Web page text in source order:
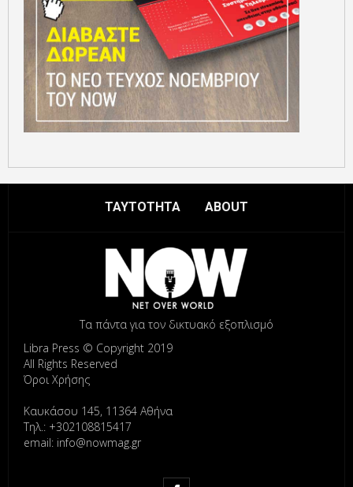
ΤΑΥΤΟΤΗΤΑ ABOUT
Τα πάντα για τον δικτυακό εξοπλισμό
Libra Press © Copyright 2019
All Rights Reserved
Όροι Χρήσης
Καυκάσου 145, 11364 Αθήνα
Τηλ.: +302108815417
email: info@nowmag.gr